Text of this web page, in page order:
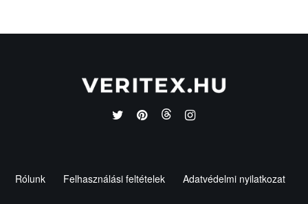
Rólunk Felhasználási feltételek Adatvédelmi nyilatkozat